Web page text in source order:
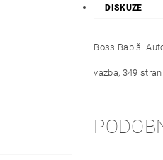
DISKUZE
Boss Babiš.
vazba, 349 stran